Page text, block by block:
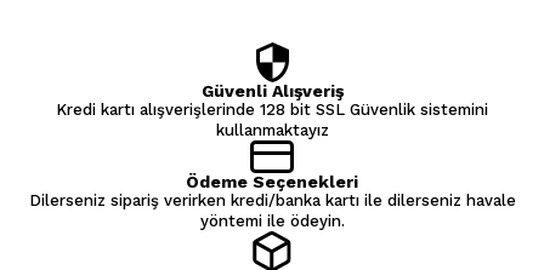
Güvenli Alışveriş
Kredi kartı alışverişlerinde 128 bit SSL Güvenlik sistemini
kullanmaktayız
Ödeme Seçenekleri
Dilerseniz sipariş verirken kredi/banka kartı ile dilerseniz havale
yöntemi ile ödeyin.